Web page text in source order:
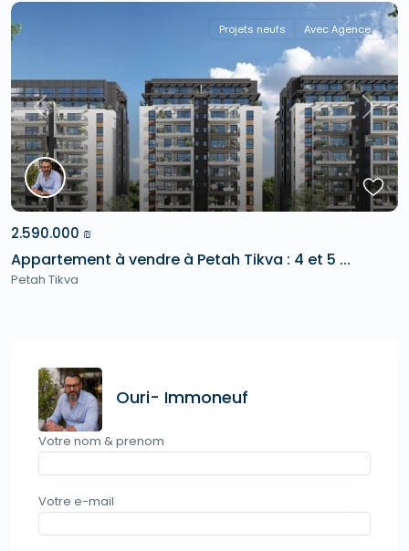
Previous Next
Projets neufs Avec Agence
2.590.000 ₪
Appartement à vendre à Petah Tikva : 4 et 5 ...
Petah Tikva
Ouri- Immoneuf
Votre nom & prenom
Votre e-mail